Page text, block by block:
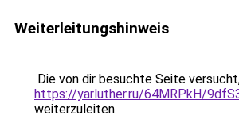
Weiterleitungshinweis
Die von dir besuchte Seite
https://yarluther.ru/64MRPkH/
weiterzuleiten.